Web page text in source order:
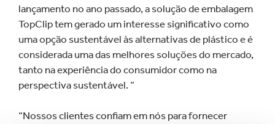
lançamento no ano passado, a solução de embalagem
TopClip tem gerado um interesse significativo como
uma opção sustentável às alternativas de plástico e é
considerada uma das melhores soluções do mercado,
tanto na experiência do consumidor como na
perspectiva sustentável. ”
“Nossos clientes confiam em nós para fornecer